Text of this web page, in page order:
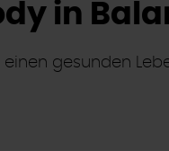
in
gesunden